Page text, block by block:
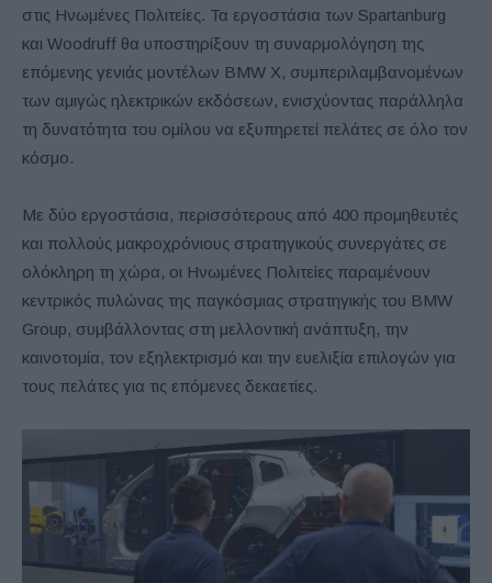
στις Ηνωμένες Πολιτείες. Τα εργοστάσια των Spartanburg
και Woodruff θα υποστηρίξουν τη συναρμολόγηση της
επόμενης γενιάς μοντέλων BMW X, συμπεριλαμβανομένων
των αμιγώς ηλεκτρικών εκδόσεων, ενισχύοντας παράλληλα
τη δυνατότητα του ομίλου να εξυπηρετεί πελάτες σε όλο τον
κόσμο.
Με δύο εργοστάσια, περισσότερους από 400 προμηθευτές
και πολλούς μακροχρόνιους στρατηγικούς συνεργάτες σε
ολόκληρη τη χώρα, οι Ηνωμένες Πολιτείες παραμένουν
κεντρικός πυλώνας της παγκόσμιας στρατηγικής του BMW
Group, συμβάλλοντας στη μελλοντική ανάπτυξη, την
καινοτομία, τον εξηλεκτρισμό και την ευελιξία επιλογών για
τους πελάτες για τις επόμενες δεκαετίες.